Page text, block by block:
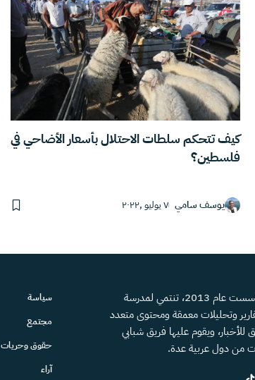
كيف تتحكم سلطات الاحتلال بأسعار الأضاحي في
فلسطين؟
يوسف سامي ٧ يوليو ,٢٠٢٢
منصة إعلامية مستقلة، تأسست عام 2013، تنتمي لمدرسة
وتحليلات معمقة ومحتوى متعدد
للأخبار، ويقوم عليها فريق شبابي
من دول عربية عدة.
سياسة
مجتمع
حقوق وحريات
آراء